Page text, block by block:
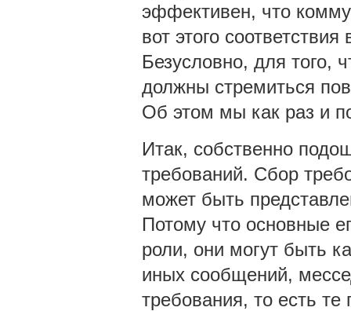
эффективен, что
вот этого
Безусловно, для
должны стремиться
Об этом мы как раз и
Итак, собственно
требований. Сбор
может быть
Потому что основные
роли, они могут быть
иных сообщений,
требования, то есть